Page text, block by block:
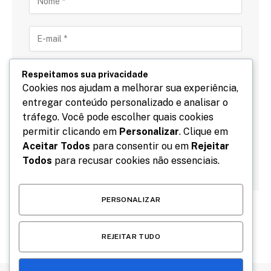
Salve meu nome, email e site neste navegador para
a próxima vez que eu comentar.
Respeitamos sua privacidade
Cookies nos ajudam a melhorar sua experiência,
entregar conteúdo personalizado e analisar o
tráfego. Você pode escolher quais cookies
permitir clicando em Personalizar. Clique em
Aceitar Todos para consentir ou em Rejeitar
Todos para recusar cookies não essenciais.
PERSONALIZAR
REJEITAR TUDO